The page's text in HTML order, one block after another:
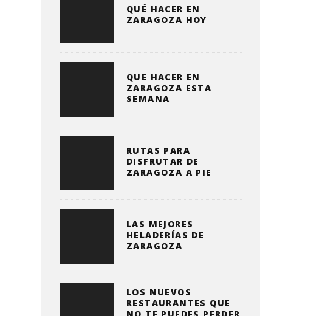
QUÉ HACER EN
ZARAGOZA HOY
QUE HACER EN
ZARAGOZA ESTA
SEMANA
RUTAS PARA
DISFRUTAR DE
ZARAGOZA A PIE
LAS MEJORES
HELADERÍAS DE
ZARAGOZA
LOS NUEVOS
RESTAURANTES QUE
NO TE PUEDES PERDER